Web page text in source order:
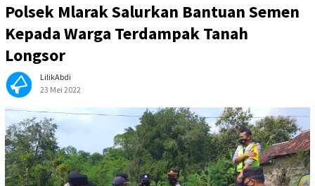
Polsek Mlarak Salurkan Bantuan Semen
Kepada Warga Terdampak Tanah
Longsor
LilikAbdi
23 Mei 2022